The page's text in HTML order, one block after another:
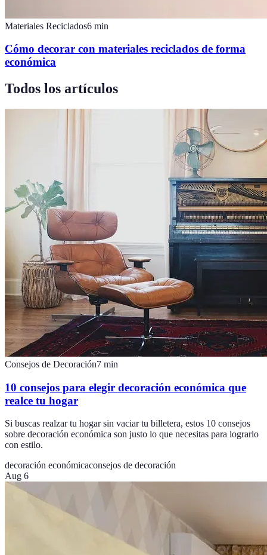
Materiales Reciclados6 min
Cómo decorar con materiales reciclados de forma
económica
Todos los artículos
Consejos de Decoración7 min
10 consejos para elegir decoración económica que
realce tu hogar
Si buscas realzar tu hogar sin vaciar tu billetera, estos 10 consejos
sobre decoración económica son justo lo que necesitas para lograrlo
con estilo.
decoración económicaconsejos de decoración
Aug 6